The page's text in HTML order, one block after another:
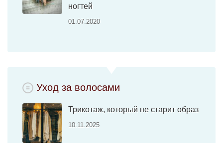
ногтей
01.07.2020
Уход за волосами
Трикотаж, который не старит образ
10.11.2025